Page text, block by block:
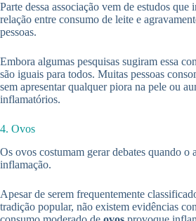
Parte dessa associação vem de estudos
relação entre consumo de leite e
pessoas.
Embora algumas pesquisas sugiram essa
são iguais para todos. Muitas pessoas
sem apresentar qualquer piora na pele ou
inflamatórios.
4. Ovos
Os ovos costumam gerar debates quando o
inflamação.
Apesar de serem frequentemente
tradição popular, não existem evidências